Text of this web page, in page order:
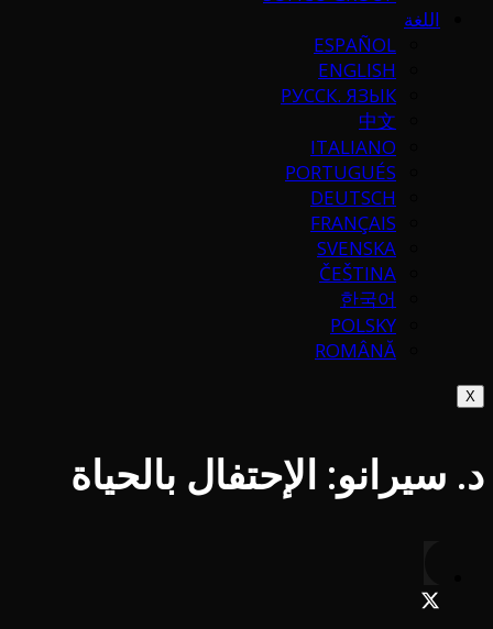
اللغة
ESPAÑOL
ENGLISH
РУССК. ЯЗЫК
中文
ITALIANO
PORTUGUÉS
DEUTSCH
FRANÇAIS
SVENSKA
ČEŠTINA
한국어
POLSKY
ROMÂNĂ
X
د. سيرانو: الإحتفال بالحياة